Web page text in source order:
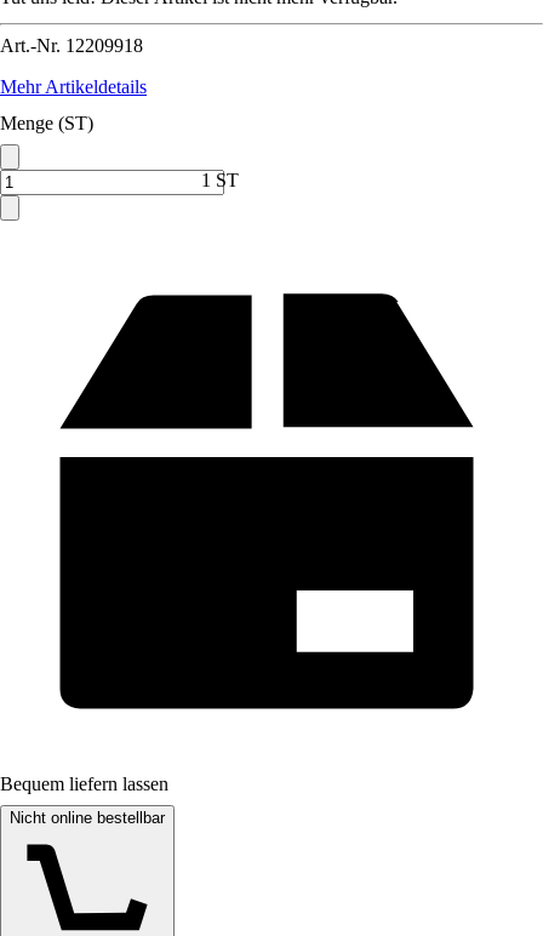
Art.-Nr. 12209918
Mehr Artikeldetails
Menge (ST)
1 ST
Bequem liefern lassen
Nicht online bestellbar